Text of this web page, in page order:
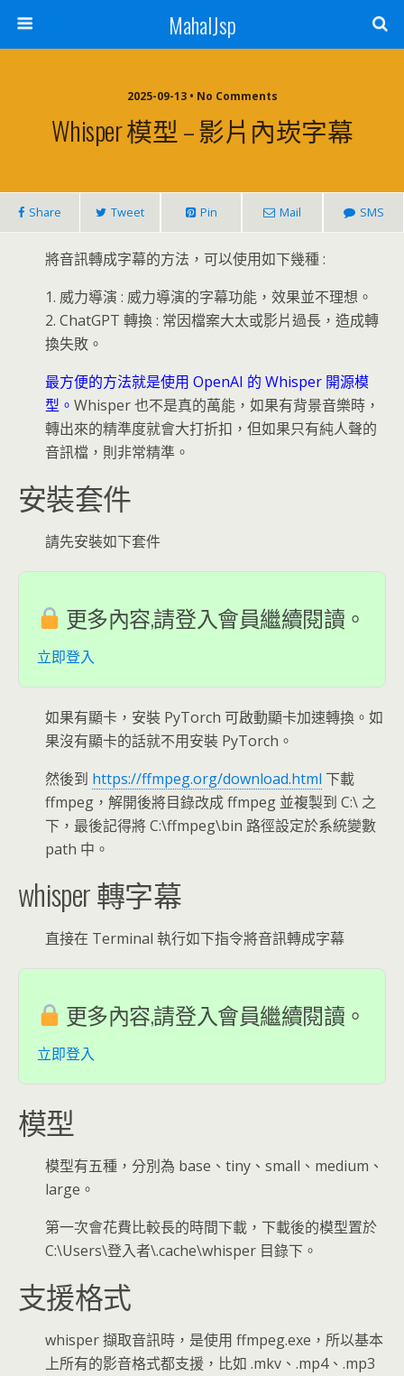
MahalJsp
2025-09-13 • No Comments
Whisper 模型 – 影片內崁字幕
Share Tweet Pin Mail SMS
將音訊轉成字幕的方法，可以使用如下幾種 :
1. 威力導演 : 威力導演的字幕功能，效果並不理想。
2. ChatGPT 轉換 : 常因檔案大太或影片過長，造成轉
換失敗。
最方便的方法就是使用 OpenAI 的 Whisper 開源模
型。 Whisper 也不是真的萬能，如果有背景音樂時，
轉出來的精準度就會大打折扣，但如果只有純人聲的
音訊檔，則非常精準。
安裝套件
請先安裝如下套件
更多內容,請登入會員繼續閱讀。
立即登入
如果有顯卡，安裝 PyTorch 可啟動顯卡加速轉換。如
果沒有顯卡的話就不用安裝 PyTorch。
然後到 https://ffmpeg.org/download.html 下載
ffmpeg，解開後將目錄改成 ffmpeg 並複製到 C:\ 之
下，最後記得將 C:\ffmpeg\bin 路徑設定於系統變數
path 中。
whisper 轉字幕
直接在 Terminal 執行如下指令將音訊轉成字幕
更多內容,請登入會員繼續閱讀。
立即登入
模型
模型有五種，分別為 base、tiny、small、medium、
large。
第一次會花費比較長的時間下載，下載後的模型置於
C:\Users\登入者\.cache\whisper 目錄下。
支援格式
whisper 擷取音訊時，是使用 ffmpeg.exe，所以基本
上所有的影音格式都支援，比如 .mkv、.mp4、.mp3